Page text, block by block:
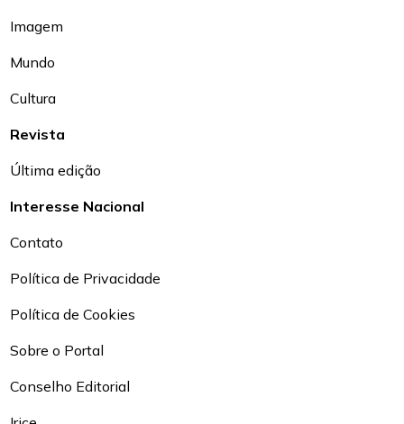
Imagem
Mundo
Cultura
Revista
Última edição
Interesse Nacional
Contato
Política de Privacidade
Política de Cookies
Sobre o Portal
Conselho Editorial